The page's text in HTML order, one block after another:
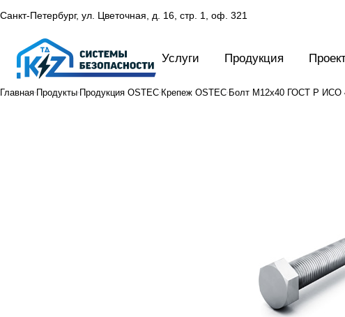
Санкт-Петербург, ул. Цветочная, д. 16, стр. 1, оф. 321
Услуги Продукция
Главная Продукты Продукция OSTEC Крепеж OSTEC Болт М12х40 ГОСТ Р ИСО